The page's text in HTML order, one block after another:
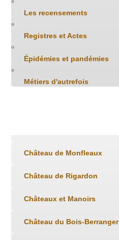
Les recensements
Registres et Actes
Épidémies et pandémies
Métiers d'autrefois
Château de Monfleaux
Château de Rigardon
Châteaux et Manoirs
Château du Bois-Berranger